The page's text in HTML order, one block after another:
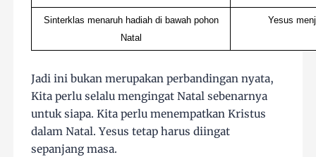
Sinterklas menaruh hadiah di bawah pohon
Natal
Yesus
Jadi ini bukan merupakan perbandingan nyata,
Kita perlu selalu mengingat Natal sebenarnya
untuk siapa. Kita perlu menempatkan Kristus
dalam Natal. Yesus tetap harus diingat
sepanjang masa.